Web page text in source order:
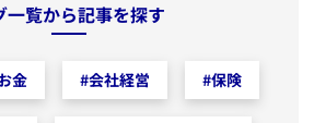
一覧から記事を探す
金 #会社経営 #保険